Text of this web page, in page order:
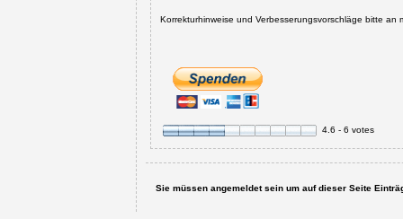
Korrekturhinweise und Verbesserungsvorschläge bitte an
4.6 - 6 votes
Sie müssen angemeldet sein um auf dieser Seite